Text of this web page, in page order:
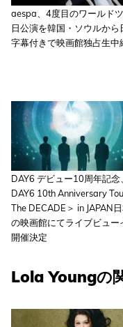
aespa、4度目のワールド
日公演を韓国・ソウルから
字幕付きで映画館独占生中
DAY6 デビュー10周年記念、
DAY6 10th Anniversary
The DECADE＞ in JAPAN
の映画館にてライブビュー
開催決定
Lola Youngの